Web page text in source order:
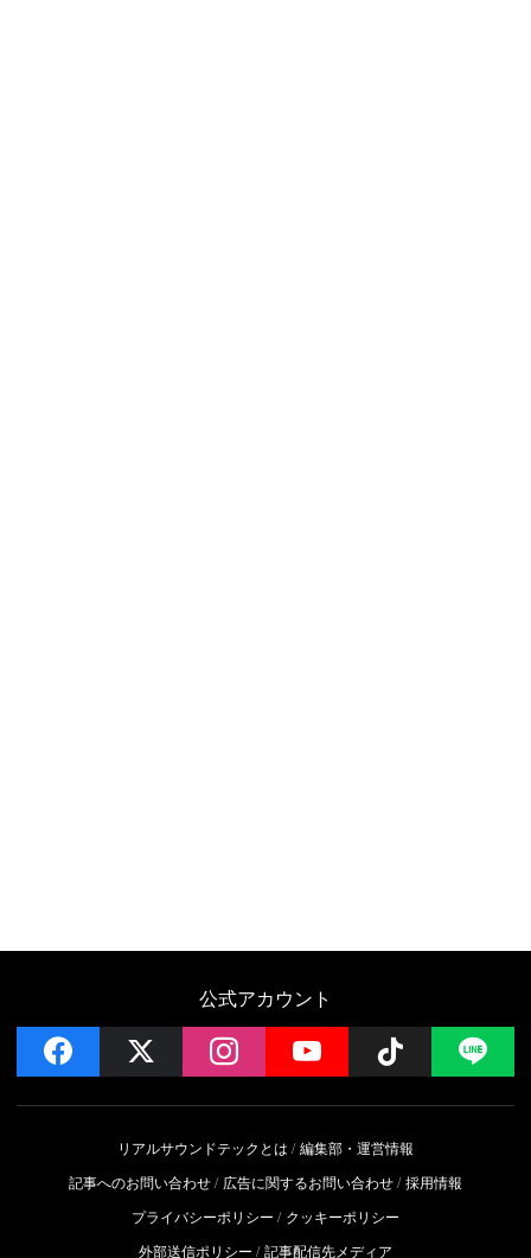
公式アカウント
facebook instagramYouTube Follow
リアルサウンドテックとは
編集部・運営情報
記事へのお問い合わせ
広告に関するお問い合わせ 採用情報
プライバシーポリシー
クッキーポリシー
外部送信ポリシー
記事配信先メディア